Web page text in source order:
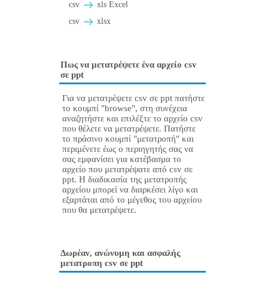
csv
xls Excel
csv
xlsx
Πως να μετατρέψετε ένα αρχείο csv
σε ppt
Για να μετατρέψετε csv σε ppt πατήστε
το κουμπί "browse", στη συνέχεια
αναζητήστε και επιλέξτε το αρχείο csv
που θέλετε να μετατρέψετε. Πατήστε
το πράσινο κουμπί "μετατροπή" και
περιμένετε έως ο περιηγητής σας να
σας εμφανίσει για κατέβασμα το
αρχείο που μετατρέψατε από csv σε
ppt. Η διαδικασία της μετατροπής
αρχείου μπορεί να διαρκέσει λίγο και
εξαρτάται από το μέγεθος του αρχείου
που θα μετατρέψετε.
Δωρέαν, ανώνυμη και ασφαλής
μετατροπη csv σε ppt